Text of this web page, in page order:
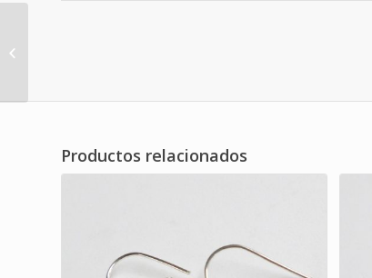
Productos relacionados